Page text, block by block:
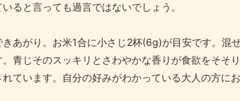
ると言っても過言ではないでしょう。
あがり。お米1合に小さじ2杯(6g)が目安です。混
青じそのスッキリとさわやかな香りが食欲をそそ
ています。自分の好みがわかっている大人の方に